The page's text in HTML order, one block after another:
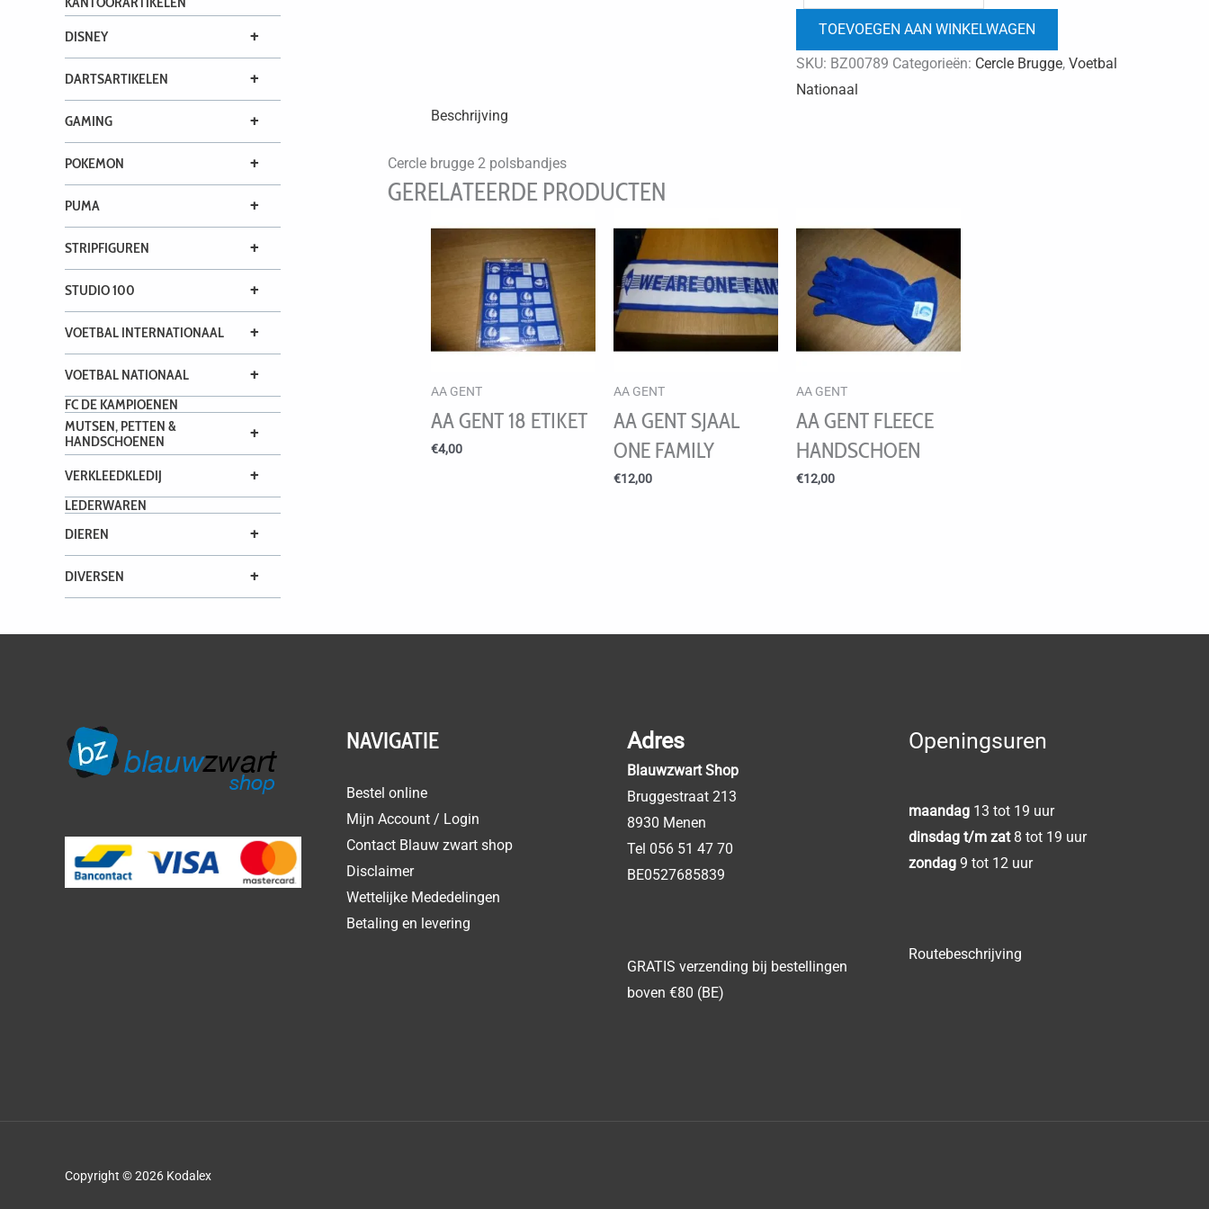
DISNEY +
DARTSARTIKELEN +
GAMING +
POKEMON +
PUMA +
STRIPFIGUREN +
STUDIO 100 +
VOETBAL INTERNATIONAAL +
VOETBAL NATIONAAL
+
FC DE KAMPIOENEN
MUTSEN, PETTEN &
HANDSCHOENEN
+
VERKLEEDKLEDIJ
+
LEDERWAREN
DIEREN
+
DIVERSEN +
brugge
polsbandjes
aantal
TOEVOEGEN AAN WINKELWAGEN
SKU: BZ00789 Categorieën: Cercle Brugge, Voetbal
Nationaal
Beschrijving
Cercle brugge 2 polsbandjes
GERELATEERDE PRODUCTEN
AA GENT
AA GENT 18 ETIKET
€4,00
AA GENT
AA GENT SJAAL
ONE FAMILY
€12,00
AA GENT
AA GENT FLEECE
HANDSCHOEN
€12,00
NAVIGATIE
Bestel online
Mijn Account / Login
Contact Blauw zwart shop
Disclaimer
Wettelijke Mededelingen
Betaling en levering
Adres
Blauwzwart Shop
Bruggestraat 213
8930 Menen
Tel 056 51 47 70
BE0527685839
GRATIS verzending bij bestellingen
boven €80 (BE)
Openingsuren
maandag 13 tot 19 uur
dinsdag t/m zat 8 tot 19 uur
zondag 9 tot 12 uur
Routebeschrijving
Copyright © 2026 Kodalex